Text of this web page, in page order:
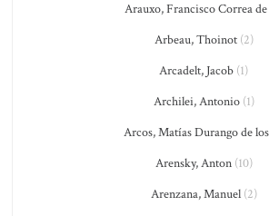
Arauxo, Francisco Correa de
Arbeau, Thoinot(2)
Arcadelt, Jacob (1)
Archilei, Antonio(1)
Arcos, Matías Durango de los
Arensky, Anton(10)
Arenzana, Manuel(2)